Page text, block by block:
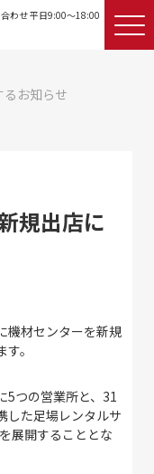
わせ 平日9:00〜18:00
お知らせ
規出店に
機材センターを新規
。
5つの営業所と、31
した足場レンタルサ
展開することとな